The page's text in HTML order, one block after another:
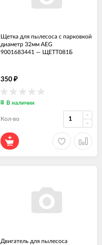
Щетка для пылесоса с парковкой
диаметр 32мм AEG
9001683441 — ЩЕТТ081Б
350 ₽
В наличии
Кол-во
Двигатель для пылесоса